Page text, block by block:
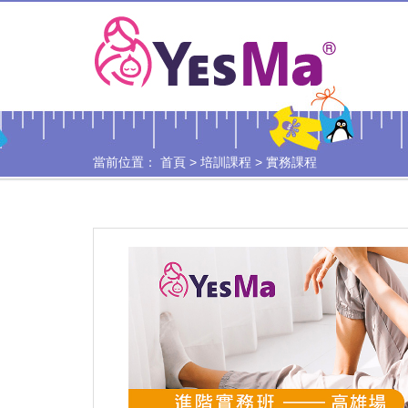
當前位置： 首頁 > 培訓課程 > 實務課程